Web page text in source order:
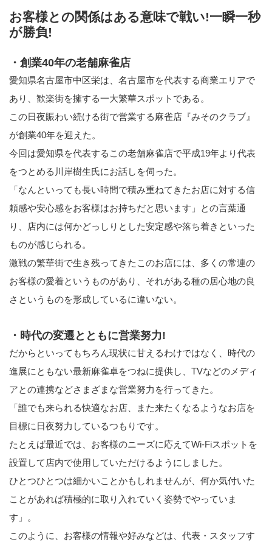
お客様との関係はある意味で戦い!一瞬一秒
が勝負!
・創業40年の老舗麻雀店
愛知県名古屋市中区栄は、名古屋市を代表する商業エリアで
あり、歓楽街を擁する一大繁華スポットである。
この日夜賑わい続ける街で営業する麻雀店『みそのクラブ』
が創業40年を迎えた。
今回は愛知県を代表するこの老舗麻雀店で平成19年より代表
をつとめる川岸樹生氏にお話しを伺った。
「なんといっても長い時間で積み重ねてきたお店に対する信
頼感や安心感をお客様はお持ちだと思います」との言葉通
り、店内には何かどっしりとした安定感や落ち着きといった
ものが感じられる。
激戦の繁華街で生き残ってきたこのお店には、多くの常連の
お客様の愛着というものがあり、それがある種の居心地の良
さというものを形成しているに違いない。
・時代の変遷とともに営業努力!
だからといってもちろん現状に甘えるわけではなく、時代の
進展にともない最新麻雀卓をつねに提供し、TVなどのメディ
アとの連携などさまざまな営業努力を行ってきた。
「誰でも来られる快適なお店、また来たくなるようなお店を
目標に日夜努力しているつもりです。
たとえば最近では、お客様のニーズに応えてWi-Fiスポットを
設置して店内で使用していただけるようにしました。
ひとつひとつは細かいことかもしれませんが、何か気付いた
ことがあれば積極的に取り入れていく姿勢でやっていま
す」。
このように、お客様の情報や好みなどは、代表・スタッフす